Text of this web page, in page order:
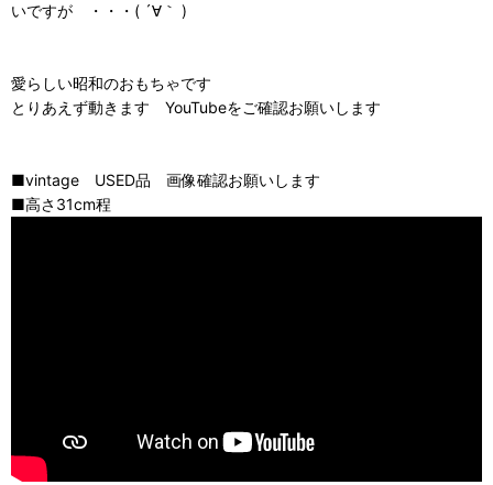
いですが ・・・( ´∀｀ )
愛らしい昭和のおもちゃです
とりあえず動きます YouTubeをご確認お願いします
■vintage USED品 画像確認お願いします
■高さ31cm程